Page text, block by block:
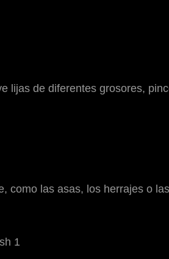
lijas de diferentes grosores,
las asas, los herrajes o